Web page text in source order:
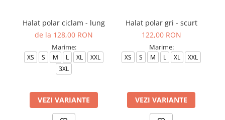
Halat polar ciclam - lung
de la 128,00 RON
Marime:
XS S M L XL
XXL
3XL
VEZI VARIANTE
Halat polar gri - scurt
122,00 RON
Marime:
XS S M L XL XXL
VEZI VARIANTE